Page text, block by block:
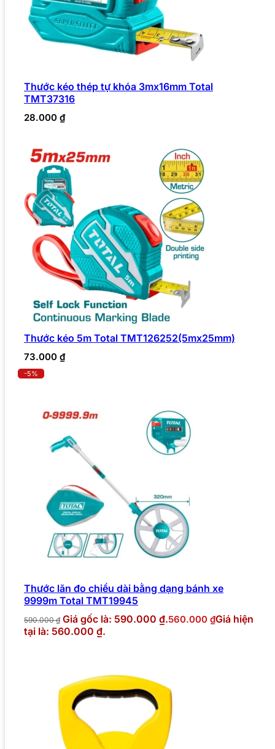
Thước kéo thép tự khóa 3mx16mm Total
TMT37316
28.000 ₫
Thước kéo 5m Total TMT126252(5mx25mm)
73.000 ₫
-5%
Thước lăn đo chiều dài bằng dạng bánh xe
9999m Total TMT19945
590.000₫ Giá gốc là: 590.000 ₫.560.000 ₫Giá hiện
tại là: 560.000 ₫.